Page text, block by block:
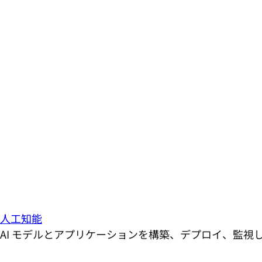
人工知能
AI モデルとアプリケーションを構築、デプロイ、監視